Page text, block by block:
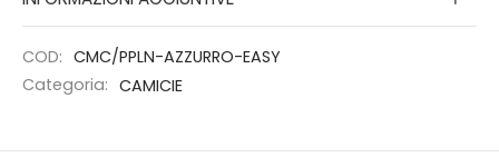
COD: CMC/PPLN-AZZURRO-EASY
Categoria: CAMICIE